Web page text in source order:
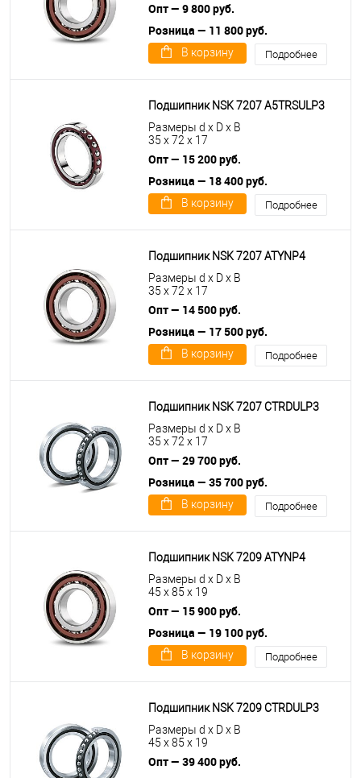
Опт — 9 800 руб.
Розница — 11 800 руб.
В корзину Подробнее
Подшипник NSK 7207 A5TRSULP3
Размеры d x D x B
35 x 72 x 17
Опт — 15 200 руб.
Розница — 18 400 руб.
В корзину Подробнее
Подшипник NSK 7207 ATYNP4
Размеры d x D x B
35 x 72 x 17
Опт — 14 500 руб.
Розница — 17 500 руб.
В корзину Подробнее
Подшипник NSK 7207 CTRDULP3
Размеры d x D x B
35 x 72 x 17
Опт — 29 700 руб.
Розница — 35 700 руб.
В корзину Подробнее
Подшипник NSK 7209 ATYNP4
Размеры d x D x B
45 x 85 x 19
Опт — 15 900 руб.
Розница — 19 100 руб.
В корзину Подробнее
Подшипник NSK 7209 CTRDULP3
Размеры d x D x B
45 x 85 x 19
Опт — 39 400 руб.